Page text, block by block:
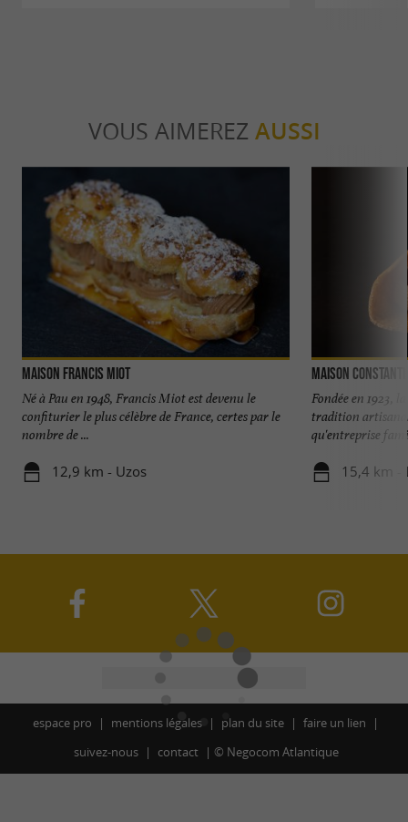
VOUS AIMEREZ AUSSI
Maison Francis Miot
Né à Pau en 1948, Francis Miot est devenu le
confiturier le plus célèbre de France, certes par le
nombre de ...
12,9 km - Uzos
Maison Constanti
Fondée en 1923,
tradition
qu'entreprise
15,4 km -
espace pro mentions légales plan du site
faire un lien
suivez-nous
contact © Negocom Atlantique